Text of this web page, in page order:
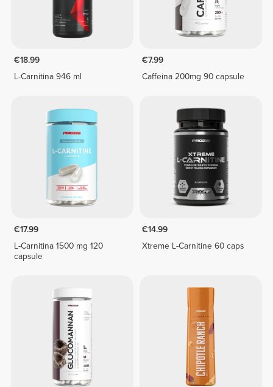
€18.99
L-Carnitina 946 ml
€7.99
Caffeina 200mg 90 capsule
€17.99
L-Carnitina 1500 mg 120
capsule
€14.99
Xtreme L-Carnitine 60 caps